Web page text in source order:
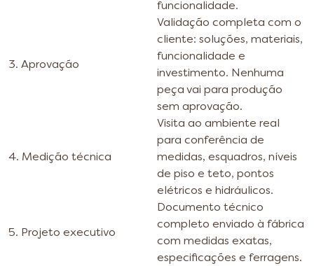
funcionalidade.
3. Aprovação
Validação completa com o
cliente: soluções, materiais,
funcionalidade e
investimento. Nenhuma
peça vai para produção
sem aprovação.
4. Medição técnica
Visita ao ambiente real
para conferência de
medidas, esquadros, níveis
de piso e teto, pontos
elétricos e hidráulicos.
5. Projeto executivo
Documento técnico
completo enviado à fábrica
com medidas exatas,
especificações e ferragens.